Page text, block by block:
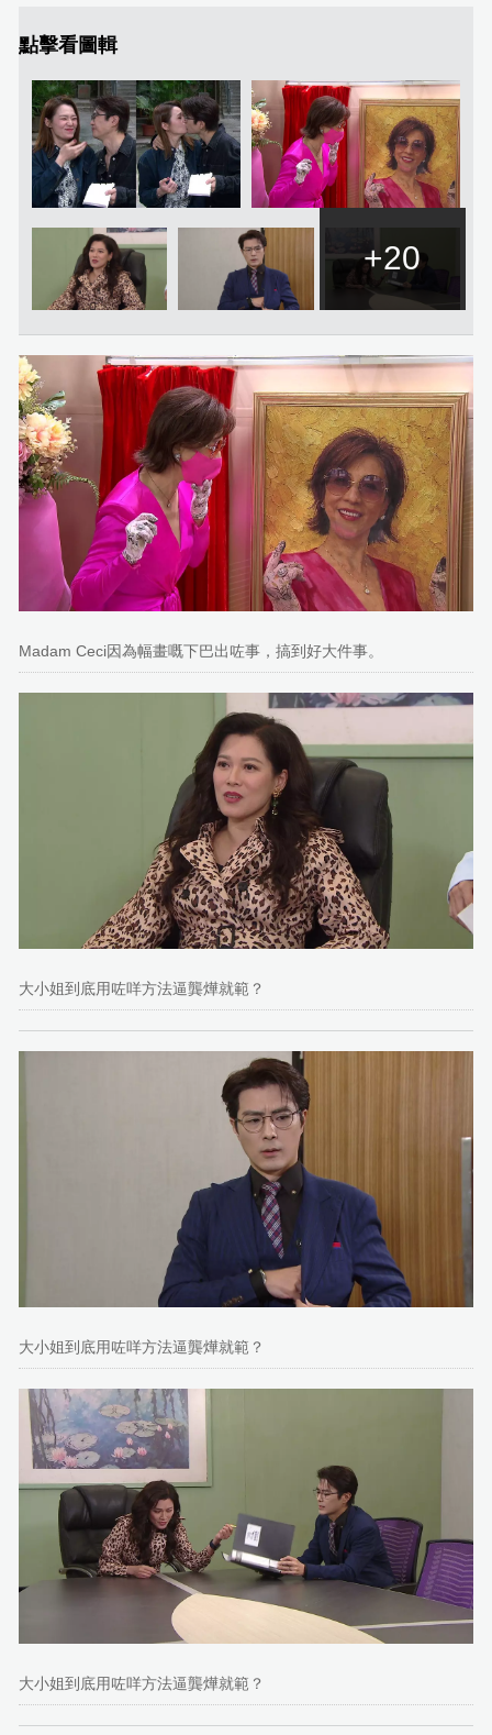
點擊看圖輯
+20
Madam Ceci因為幅畫嘅下巴出咗事，搞到好大件事。
大小姐到底用咗咩方法逼龔燁就範？
大小姐到底用咗咩方法逼龔燁就範？
大小姐到底用咗咩方法逼龔燁就範？